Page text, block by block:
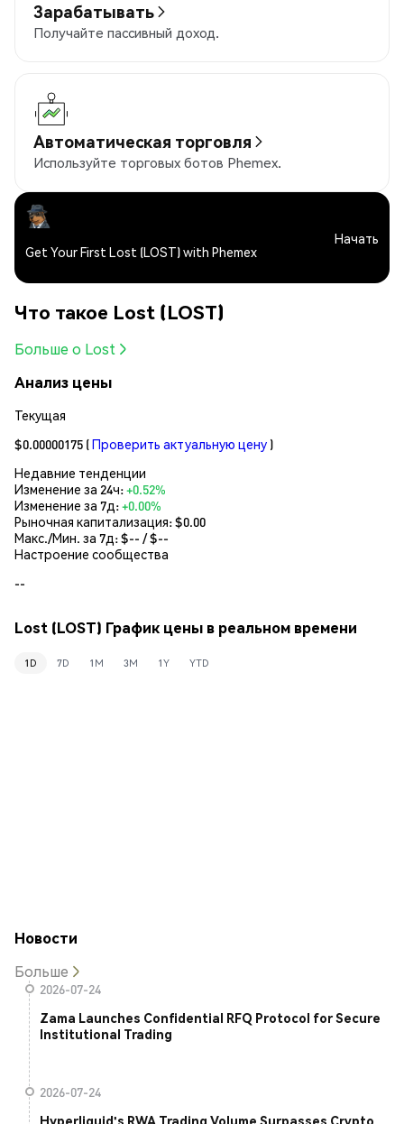
Зарабатывать
Получайте пассивный доход.
Автоматическая торговля
Используйте торговых ботов Phemex.
Get Your First Lost (LOST) with Phemex
Начать
Что такое Lost (LOST)
Больше о Lost
Анализ цены
Текущая
$0.00000175 (Проверить актуальную цену )
Недавние тенденции
Изменение за 24ч:+0.52%
Изменение за 7д:+0.00%
Рыночная капитализация:$0.00
Макс./Мин. за 7д: $-- / $--
Настроение сообщества
--
Lost (LOST) График цены в реальном времени
1D 7D 1M 3M 1Y YTD
Новости
Больше
2026-07-24
Zama Launches Confidential RFQ Protocol for Secure
Institutional Trading
2026-07-24
Hyperliquid's RWA Trading Volume Surpasses Crypto